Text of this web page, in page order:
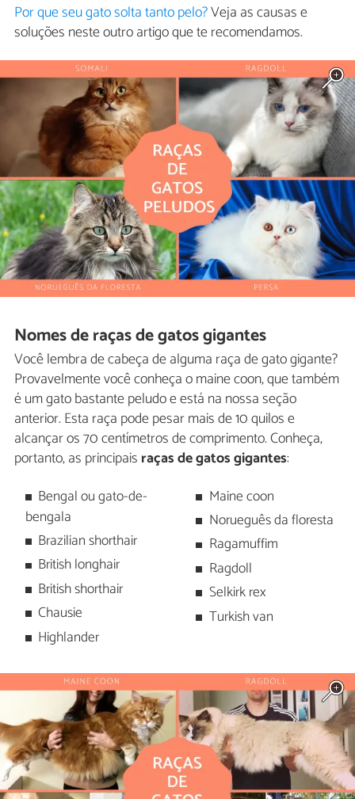
Por que seu gato solta tanto pelo?Veja as causas e
soluções neste outro artigo que te recomendamos.
Nomes de raças de gatos gigantes
Você lembra de cabeça de alguma raça de gato gigante?
Provavelmente você conheça o maine coon, que também
é um gato bastante peludo e está na nossa seção
anterior. Esta raça pode pesar mais de 10 quilos e
alcançar os 70 centímetros de comprimento. Conheça,
portanto, as principais raças de gatos gigantes:
Bengal ou gato-de-
bengala
Brazilian shorthair
British longhair
British shorthair
Chausie
Highlander
Maine coon
Norueguês da floresta
Ragamuffim
Ragdoll
Selkirk rex
Turkish van